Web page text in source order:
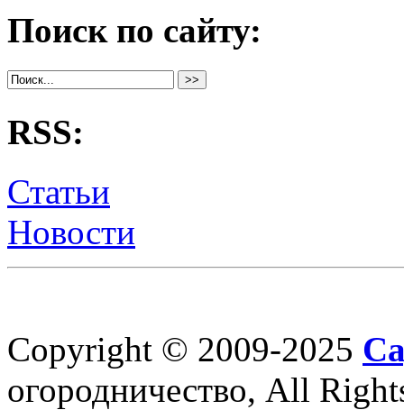
Поиск по сайту:
RSS:
Статьи
Новости
Copyright © 2009-2025
огородничество, All